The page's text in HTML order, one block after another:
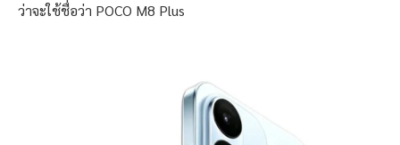
ว่าจะใช้ชื่อว่า POCO M8 Plus